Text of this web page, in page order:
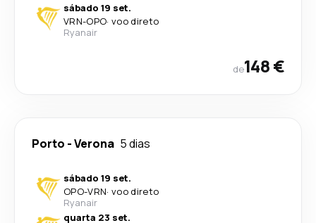
sábado 19 set.
VRN-OPO· voo direto
Ryanair
de148 €
Porto -Verona 5 dias
sábado 19 set.
OPO-VRN· voo direto
Ryanair
quarta 23 set.